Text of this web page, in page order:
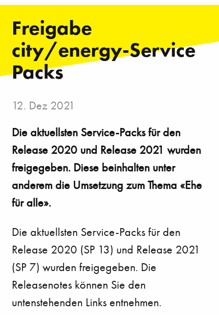
Freigabe
city/energy-Service
Packs
12. Dez 2021
Die aktuellsten Service-Packs für den
Release 2020 und Release 2021 wurden
freigegeben. Diese beinhalten unter
anderem die Umsetzung zum Thema «Ehe
für alle».
Die aktuellsten Service-Packs für den
Release 2020 (SP 13) und Release 2021
(SP 7) wurden freigegeben. Die
Releasenotes können Sie den
untenstehenden Links entnehmen.